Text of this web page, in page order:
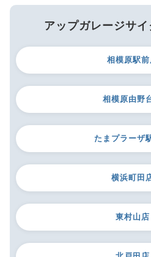
アップガレージサ
相模原駅前
相模原由野
たまプラーザ
横浜町田
東村山店